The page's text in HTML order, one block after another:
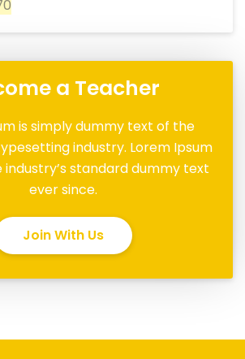
a Teacher
is simply dummy text of the
industry. Lorem Ipsum
industry’s standard dummy text
ever since.
Join With Us